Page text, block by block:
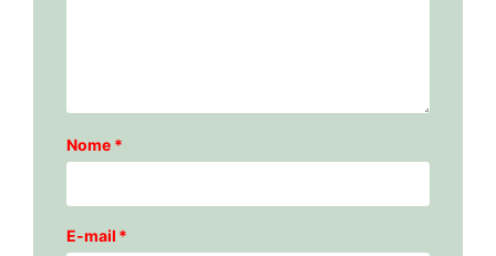
Nome *
E-mail *